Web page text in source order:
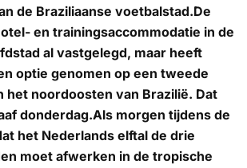
de Braziliaanse voetbalstad.De
en trainingsaccommodatie in de
al vastgelegd, maar heeft
optie genomen op een tweede
het noordoosten van Brazilië. Dat
donderdag.Als morgen tijdens de
het Nederlands elftal de drie
moet afwerken in de tropische